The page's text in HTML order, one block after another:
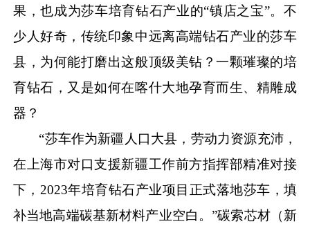
果，也成为莎车培育钻石产业的“镇店之宝”。不
少人好奇，传统印象中远离高端钻石产业的莎车
县，为何能打磨出这般顶级美钻？一颗璀璨的培
育钻石，又是如何在喀什大地孕育而生、精雕成
器？
“莎车作为新疆人口大县，劳动力资源充沛，
在上海市对口支援新疆工作前方指挥部精准对接
下，2023年培育钻石产业项目正式落地莎车，填
补当地高端碳基新材料产业空白。”碳索芯材（新